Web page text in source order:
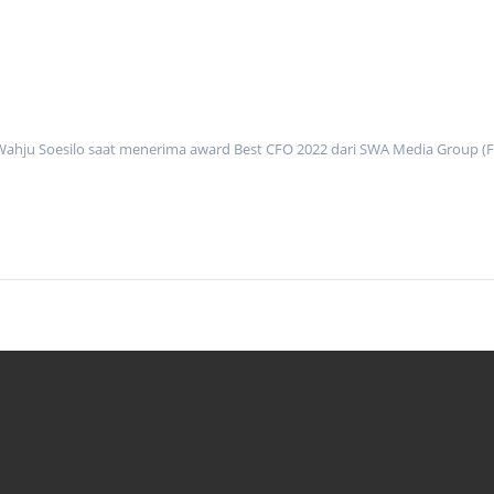
Soesilo saat menerima award Best CFO 2022 dari SWA Media Group